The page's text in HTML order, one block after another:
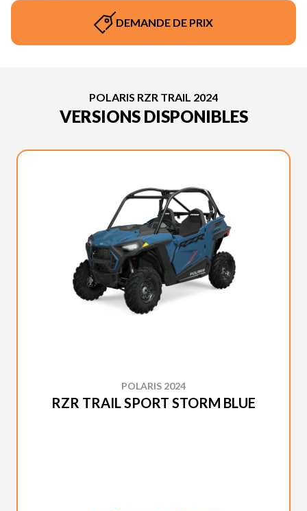
DEMANDE DE PRIX
POLARIS RZR TRAIL 2024
VERSIONS DISPONIBLES
POLARIS 2024
RZR TRAIL SPORT STORM BLUE